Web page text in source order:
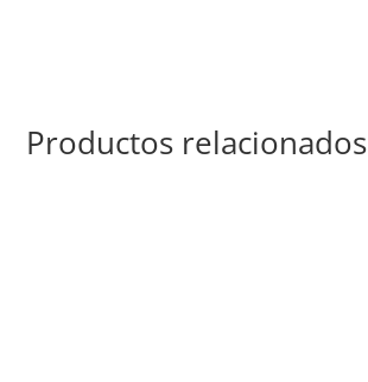
Productos relacionados